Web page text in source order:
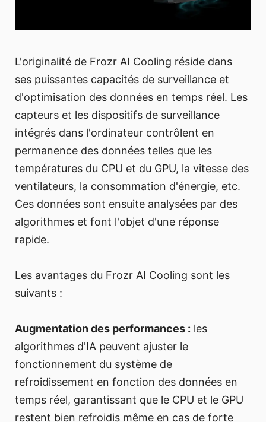
L'originalité de Frozr AI Cooling réside dans
ses puissantes capacités de surveillance et
d'optimisation des données en temps réel. Les
capteurs et les dispositifs de surveillance
intégrés dans l'ordinateur contrôlent en
permanence des données telles que les
températures du CPU et du GPU, la vitesse des
ventilateurs, la consommation d'énergie, etc.
Ces données sont ensuite analysées par des
algorithmes et font l'objet d'une réponse
rapide.
Les avantages du Frozr AI Cooling sont les
suivants :
Augmentation des performances : les
algorithmes d'IA peuvent ajuster le
fonctionnement du système de
refroidissement en fonction des données en
temps réel, garantissant que le CPU et le GPU
restent bien refroidis même en cas de forte